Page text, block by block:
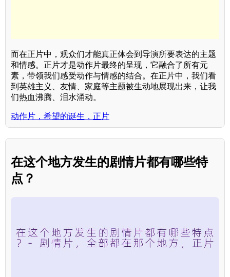
而在正片中，观众们才能真正体会到导演所要表达的主题
和情感。正片才是动作片最终的呈现，它融合了所有元
素，带领我们感受动作与情感的结合。在正片中，我们看
到英雄主义、友情、家庭等主题被生动地展现出来，让我
们热血沸腾、泪水涌动。
动作片，希望的诞生，正片
在这个地方发生的剧情片都有哪些特
点？